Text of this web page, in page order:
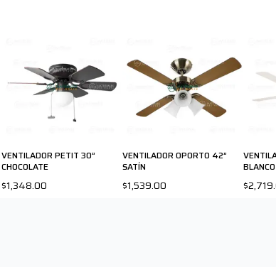
VENTILADOR PETIT 30”
CHOCOLATE
$1,348.00
VENTILADOR OPORTO 42”
SATÍN
$1,539.00
BLANCO